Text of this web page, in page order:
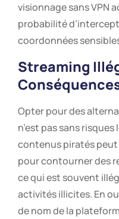
visionnage sans VPN
probabilité
coordonnées
Streaming
Opter pour des
n’est pas sans risques
contenus piratés peut
pour contourner des
ce qui est souvent
activités illicites. En
de nom de la